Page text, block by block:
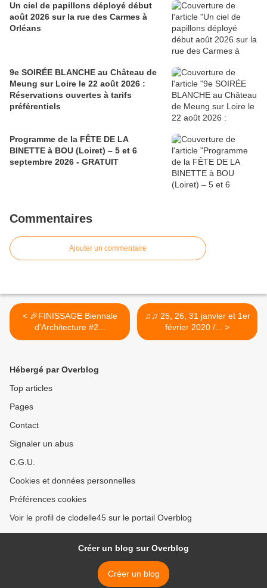
Un ciel de papillons déployé début
août 2026 sur la rue des Carmes à
Orléans
9e SOIRÉE BLANCHE au Château de
Meung sur Loire le 22 août 2026 :
Réservations ouvertes à tarifs
préférentiels
Programme de la FÊTE DE LA
BINETTE à BOU (Loiret) – 5 et 6
septembre 2026 - GRATUIT
Commentaires
Ajouter un commentaire
< 🎉FINISSAGE Biennale
d'Architecture #2...
♫♫ 25, 26, 31 janvier et 1er
février 2020 /... >
Hébergé par Overblog
Top articles
Pages
Contact
Signaler un abus
C.G.U.
Cookies et données personnelles
Préférences cookies
Voir le profil de clodelle45 sur le portail Overblog
Créer un blog sur Overblog
Créer un blog